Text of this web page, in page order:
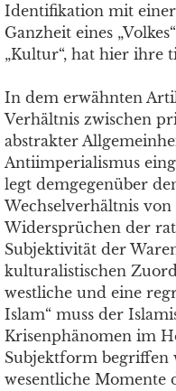
Identifikation mit
Ganzheit eines
„Kultur“, hat hier ihre
In dem erwähnten
Verhältnis zwischen
abstrakter
Antiimperialismus
legt demgegenüber
Wechselverhältnis
Widersprüchen der
Subjektivität der
kulturalistischen
westliche und eine
Islam“ muss der
Krisenphänomen im
Subjektform begriffen
wesentliche Momente